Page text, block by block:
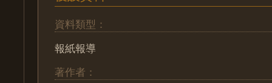
資料類型：
報紙報導
著作者：